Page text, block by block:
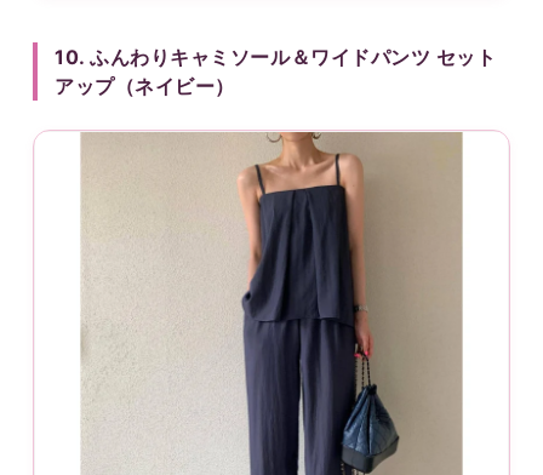
10. ふんわりキャミソール＆ワイドパンツ セット
アップ（ネイビー）